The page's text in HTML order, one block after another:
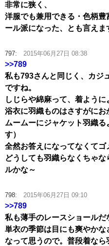
非常に狭く、
洋服でも兼用できる・色柄
ール派になった、とも言えま
797: 2015年06月27日 08:38
>>789
私も793さんと同じく、カジ
ですね。
しじらや綿麻って、着ように
浴衣に羽織ものはさすがにお
ムームーにジャケット羽織
す）
全然お答えになってなくてゴ
どうしても羽織らなくちゃ
ルかな～
798: 2015年06月27日 09:10
>>789
私も薄手のレースショールだ
単衣の季節は目にも爽やか
なって思うので。普段着な